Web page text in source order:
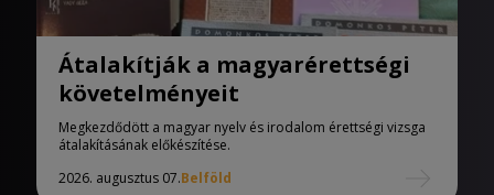
Átalakítják a magyarérettségi
követelményeit
Megkezdődött a magyar nyelv és irodalom érettségi vizsga
átalakításának előkészítése.
2026. augusztus 07.Belföld